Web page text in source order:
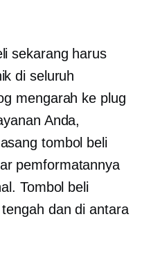
sekarang harus
di seluruh
mengarah ke plug
Anda,
tombol beli
pemformatannya
Tombol beli
dan di antara